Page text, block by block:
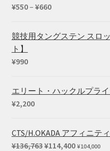
¥550– ¥660価
帯:
競技用タングステン スロ
ト】
¥990
エリート・ハックルプラ
¥2,200
CTS/H.OKADA アフィニテ
¥136,763元
¥114,400現
¥104,000